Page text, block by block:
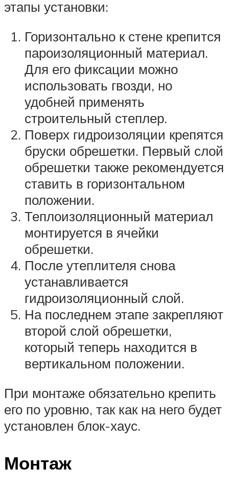
этапы установки:
Горизонтально к стене крепится
пароизоляционный материал.
Для его фиксации можно
использовать гвозди, но
удобней применять
строительный степлер.
Поверх гидроизоляции крепятся
бруски обрешетки. Первый слой
обрешетки также рекомендуется
ставить в горизонтальном
положении.
Теплоизоляционный материал
монтируется в ячейки
обрешетки.
После утеплителя снова
устанавливается
гидроизоляционный слой.
На последнем этапе закрепляют
второй слой обрешетки,
который теперь находится в
вертикальном положении.
При монтаже обязательно крепить
его по уровню, так как на него будет
установлен блок-хаус.
Монтаж